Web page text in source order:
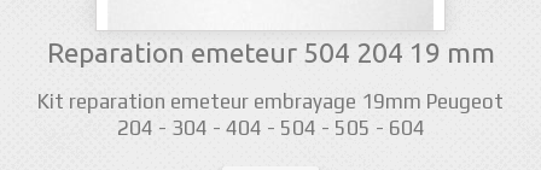
Reparation emeteur 504 204 19 mm
Kit reparation emeteur embrayage 19mm Peugeot
204 - 304 - 404 - 504 - 505 - 604